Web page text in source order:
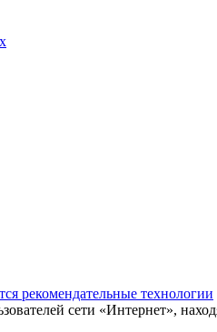
рекомендательные технологии
сети «Интернет»,